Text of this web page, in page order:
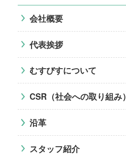
会社概要
代表挨拶
むすびすについて
CSR（社会への取り組み）
沿革
スタッフ紹介